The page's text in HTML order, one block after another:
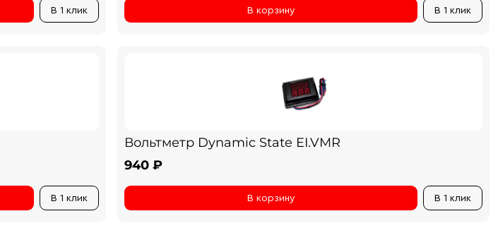
В 1 клик В 1 клик
В корзину
В 1 клик
Вольтметр Dynamic State EI.VMR
940 ₽
В 1 клик
В корзину